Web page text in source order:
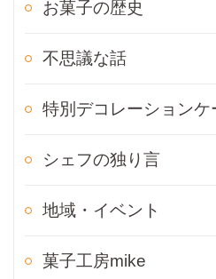
お菓子の歴史
不思議な話
特別デコレーションケ
シェフの独り言
地域・イベント
菓子工房mike